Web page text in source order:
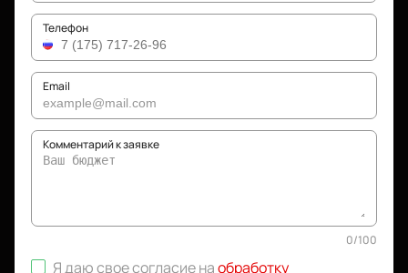
Телефон
Email
Комментарий к заявке
0/100
Я даю свое согласие наобработку